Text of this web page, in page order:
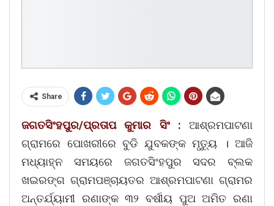
Share
ଜଗତସିଂହପୁର/ପ୍ରତାପ କୁମାର ସିଂ :
ଆଶ୍ରମପାଟଣା
ଗ୍ରାମରେ ପୋଖରୀରେ ବୁଡି ଯୁବକଙ୍କ ମୃତ୍ୟୁ । ଆଜି
ମଧ୍ୟାହ୍ନ ସମୟରେ ଜଗତସିଂହପୁର ସଦର ବ୍ଲକ
ଖଇରଙ୍ଗ ଗ୍ରାମପଞ୍ଚାୟତର ଆଶ୍ରମପାଟଣା ଗ୍ରାମର
ଅନ୍ତର୍ଯ୍ୟାମୀ ରଣାଙ୍କ ୩୨ ବର୍ଷୀୟ ପୁଅ ଅମିତ ରଣା